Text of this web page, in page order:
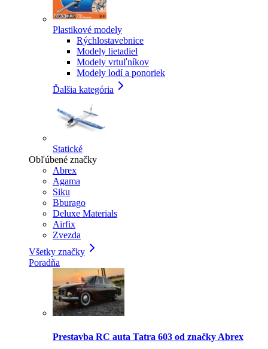
Plastikové modely
Rýchlostavebnice
Modely lietadiel
Modely vrtuľníkov
Modely lodí a ponoriek
Ďalšia kategória
Statické
Obľúbené značky
Abrex
Agama
Siku
Bburago
Deluxe Materials
Airfix
Zvezda
Všetky značky
Poradňa
Prestavba RC auta Tatra 603 od značky Abrex